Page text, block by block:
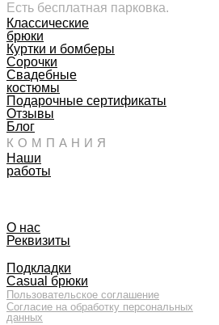
Есть бесплатная парковка.
Классические
брюки
Куртки и бомберы
Сорочки
Свадебные
костюмы
Подарочные сертификаты
Отзывы
Блог
КОМПАНИЯ
Наши
работы
О нас
Реквизиты
Подкладки
Casual брюки
Пользовательское соглашение
Согласие на обработку персональных
данных